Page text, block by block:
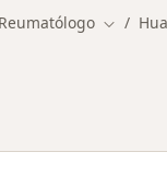
Reumatólogo Cambiar